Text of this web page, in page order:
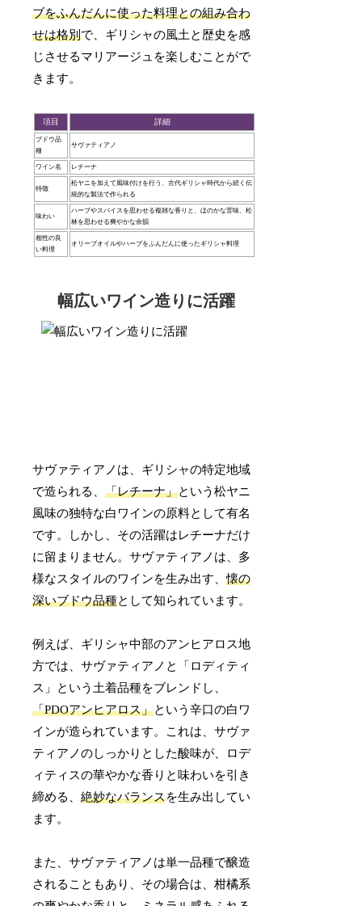
ブをふんだんに使った料理との組み合わ
せは格別で、ギリシャの風土と歴史を感
じさせるマリアージュを楽しむことがで
きます。
項目 詳細
ブドウ品
種
サヴァティアノ
ワイン名 レチーナ
特徴
松ヤニを加えて風味付けを行う、古代ギリシャ時代から続く伝
統的な製法で作られる
味わい
ハーブやスパイスを思わせる複雑な香りと、ほのかな苦味、松
林を思わせる爽やかな余韻
相性の良
い料理
オリーブオイルやハーブをふんだんに使ったギリシャ料理
幅広いワイン造りに活躍
サヴァティアノは、ギリシャの特定地域
で造られる、「レチーナ」という松ヤニ
風味の独特な白ワインの原料として有名
です。しかし、その活躍はレチーナだけ
に留まりません。サヴァティアノは、多
様なスタイルのワインを生み出す、懐の
深いブドウ品種として知られています。
例えば、ギリシャ中部のアンヒアロス地
方では、サヴァティアノと「ロディティ
ス」という土着品種をブレンドし、
「PDOアンヒアロス」という辛口の白ワ
インが造られています。これは、サヴァ
ティアノのしっかりとした酸味が、ロデ
ィティスの華やかな香りと味わいを引き
締める、絶妙なバランスを生み出してい
ます。
また、サヴァティアノは単一品種で醸造
されることもあり、その場合は、柑橘系